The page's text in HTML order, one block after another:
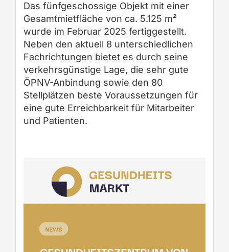
Das fünfgeschossige Objekt mit einer
Gesamtmietfläche von ca. 5.125 m²
wurde im Februar 2025 fertiggestellt.
Neben den aktuell 8 unterschiedlichen
Fachrichtungen bietet es durch seine
verkehrsgünstige Lage, die sehr gute
ÖPNV-Anbindung sowie den 80
Stellplätzen beste Voraussetzungen für
eine gute Erreichbarkeit für Mitarbeiter
und Patienten.